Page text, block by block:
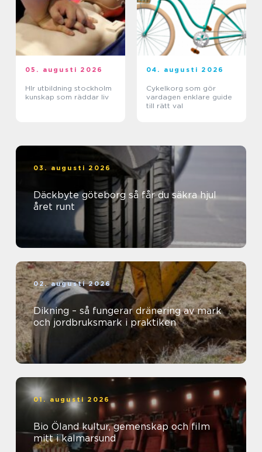
05. augusti 2026
Hlr utbildning stockholm
kunskap som räddar liv
04. augusti 2026
Cykelkorg som gör
vardagen enklare guide
till rätt val
03. augusti 2026
Däckbyte göteborg så får du säkra hjul
året runt
02. augusti 2026
Dikning – så fungerar dränering av mark
och jordbruksmark i praktiken
01. augusti 2026
Bio Öland kultur, gemenskap och film
mitt i kalmarsund